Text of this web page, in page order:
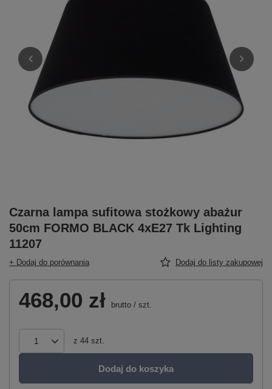
Czarna lampa sufitowa stożkowy abażur
50cm FORMO BLACK 4xE27 Tk Lighting
11207
+ Dodaj do porównania Dodaj do listy zakupowej
468,00 zł brutto / szt.
z 44 szt.
Dodaj do koszyka